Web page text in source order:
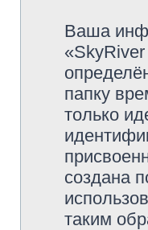
Ваша
папку
только
создана
таким